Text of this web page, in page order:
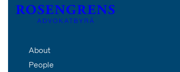
About
People